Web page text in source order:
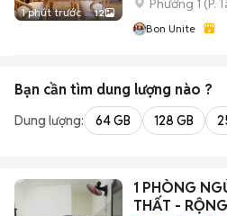
1 phút trước 12
Phường 1 (P.
Bon Unite
Bạn cần tìm dung lượng nào ?
Dung lượng: 64 GB 128 GB
1 PHÒNG
THẤT -